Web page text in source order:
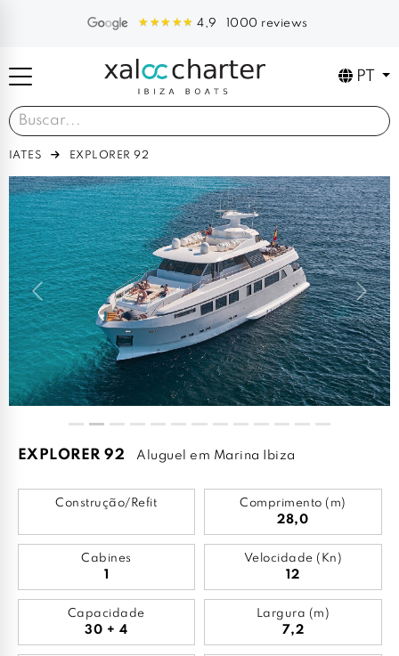
4,9 1000 reviews
PT
IATES EXPLORER 92
Previous Next
EXPLORER 92 Aluguel em Marina Ibiza
Construção/Refit Comprimento (m)
28,0
Cabines
1
Velocidade (Kn)
12
Capacidade
30 + 4
Largura (m)
7,2